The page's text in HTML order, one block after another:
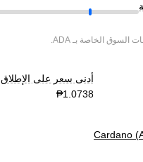
السوق الخاصة بـ ADA
.
أدنى سعر على الإطلاق
‏‎‏‎1.0738‏‏₱‏
Cardano (